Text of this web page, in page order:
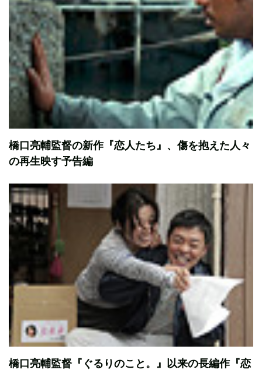
橋口亮輔監督の新作『恋人たち』、傷を抱えた人々
の再生映す予告編
橋口亮輔監督『ぐるりのこと。』以来の長編作『恋